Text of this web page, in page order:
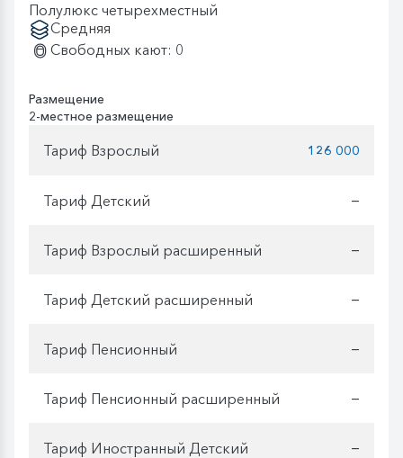
Полулюкс четырехместный
Средняя
Свободных кают: 0
Размещение
2-местное размещение
Тариф Взрослый 126 000
Тариф Детский —
Тариф Взрослый расширенный —
Тариф Детский расширенный —
Тариф Пенсионный —
Тариф Пенсионный расширенный —
Тариф Иностранный Детский —